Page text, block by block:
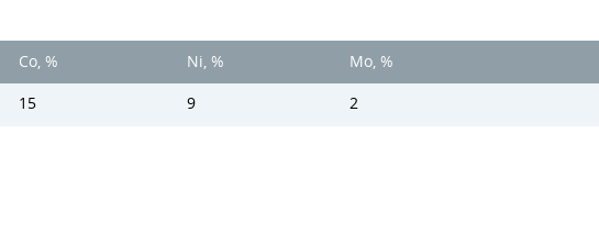
Co, % Ni, % Mo, %
15 9 2